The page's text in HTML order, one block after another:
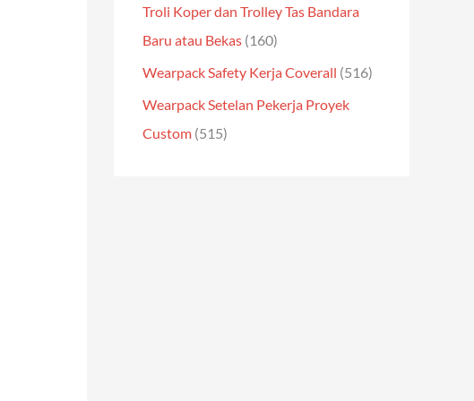
Troli Koper dan Trolley Tas Bandara
Baru atau Bekas (160)
Wearpack Safety Kerja Coverall (516)
Wearpack Setelan Pekerja Proyek
Custom (515)